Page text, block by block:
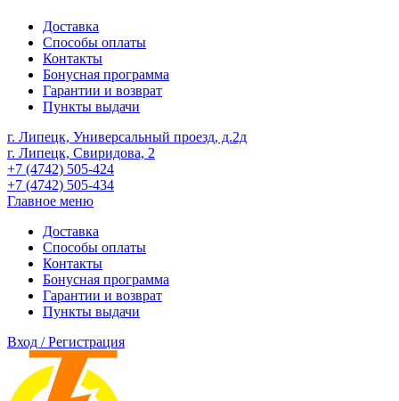
Доставка
Способы оплаты
Контакты
Бонусная программа
Гарантии и возврат
Пункты выдачи
г. Липецк, Универсальный проезд, д.2д
г. Липецк, Свиридова, 2
+7 (4742) 505-424
+7 (4742) 505-434
Главное меню
Доставка
Способы оплаты
Контакты
Бонусная программа
Гарантии и возврат
Пункты выдачи
Вход / Регистрация